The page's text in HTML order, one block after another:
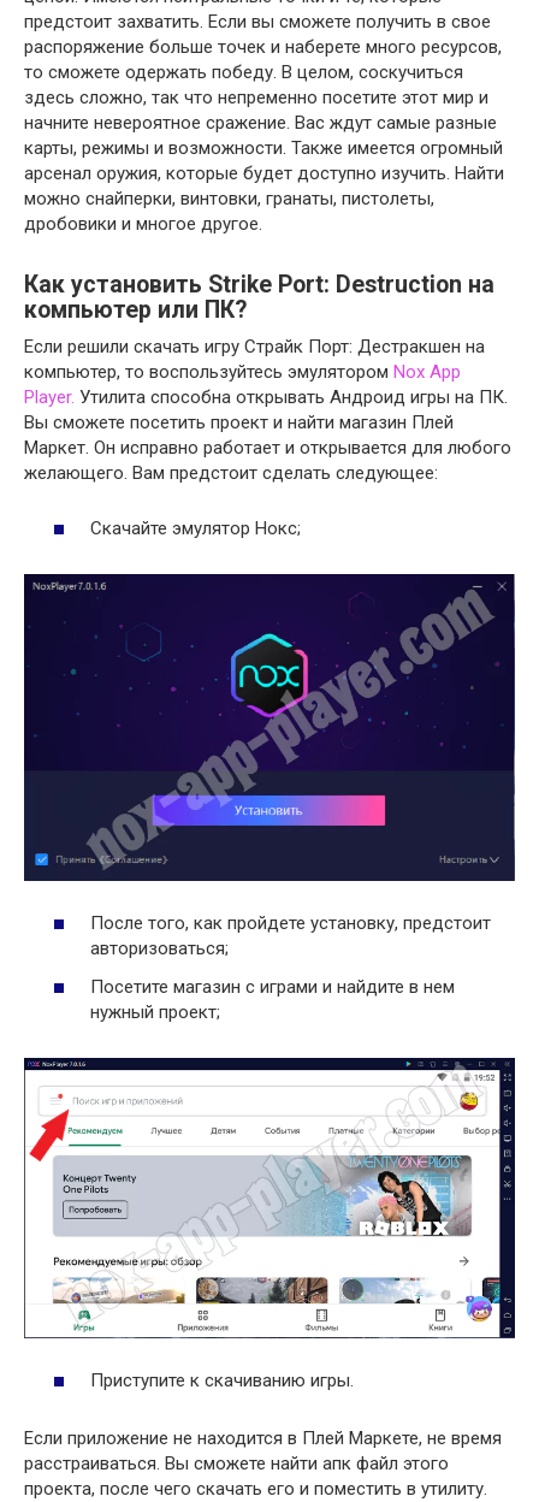
предстоит захватить. Если вы сможете получить в свое
распоряжение больше точек и наберете много ресурсов,
то сможете одержать победу. В целом, соскучиться
здесь сложно, так что непременно посетите этот мир и
начните невероятное сражение. Вас ждут самые разные
карты, режимы и возможности. Также имеется огромный
арсенал оружия, которые будет доступно изучить. Найти
можно снайперки, винтовки, гранаты, пистолеты,
дробовики и многое другое.
Как установить Strike Port: Destruction на
компьютер или ПК?
Если решили скачать игру Страйк Порт: Дестракшен на
компьютер, то воспользуйтесь эмулятором Nox App
Player. Утилита способна открывать Андроид игры на ПК.
Вы сможете посетить проект и найти магазин Плей
Маркет. Он исправно работает и открывается для любого
желающего. Вам предстоит сделать следующее:
Скачайте эмулятор Нокс;
После того, как пройдете установку, предстоит
авторизоваться;
Посетите магазин с играми и найдите в нем
нужный проект;
Приступите к скачиванию игры.
Если приложение не находится в Плей Маркете, не время
расстраиваться. Вы сможете найти апк файл этого
проекта, после чего скачать его и поместить в утилиту.